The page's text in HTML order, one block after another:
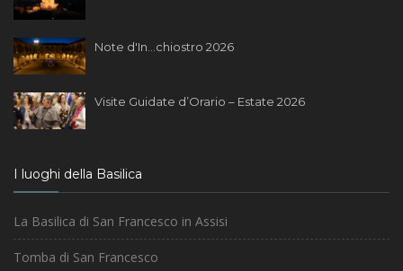
Note d'In...chiostro 2026
Visite Guidate d’Orario – Estate 2026
I luoghi della Basilica
La Basilica di San Francesco in Assisi
Tomba di San Francesco